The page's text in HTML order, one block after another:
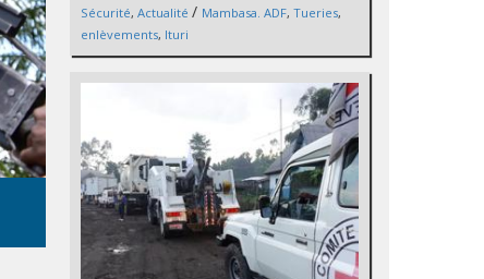
Sécurité, Actualité / Mambasa. ADF, Tueries,
enlèvements, Ituri